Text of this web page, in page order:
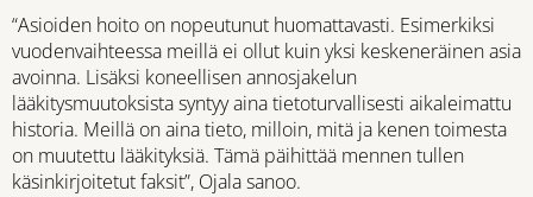
“Asioiden hoito on nopeutunut huomattavasti. Esimerkiksi
vuodenvaihteessa meillä ei ollut kuin yksi keskeneräinen asia
avoinna. Lisäksi koneellisen annosjakelun
lääkitysmuutoksista syntyy aina tietoturvallisesti aikaleimattu
historia. Meillä on aina tieto, milloin, mitä ja kenen toimesta
on muutettu lääkityksiä. Tämä päihittää mennen tullen
käsinkirjoitetut faksit”, Ojala sanoo.